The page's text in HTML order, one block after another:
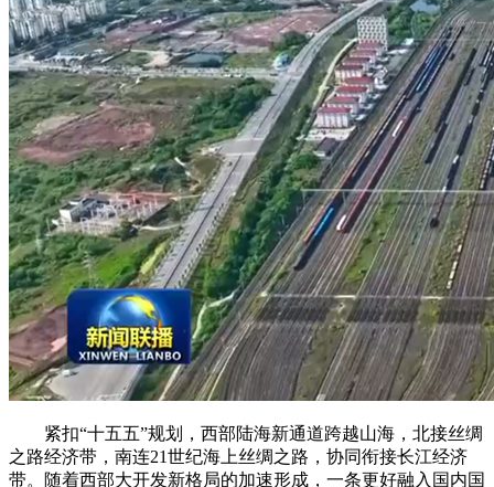
紧扣“十五五”规划，西部陆海新通道跨越山海，北接丝绸
之路经济带，南连21世纪海上丝绸之路，协同衔接长江经济
带。随着西部大开发新格局的加速形成，一条更好融入国内国